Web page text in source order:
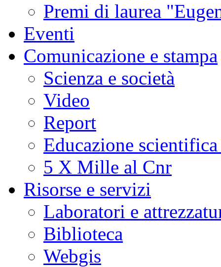
Premi di laurea
Eventi
Comunicazione e stampa
Scienza e società
Video
Report
Educazione
5 X Mille al Cnr
Risorse e servizi
Laboratori e
Biblioteca
Webgis